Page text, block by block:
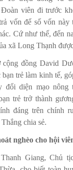
viên đi trước
vốn để số vốn này
Cứ như thế, đến
xã Long Thạnh
cộng đồng David
bạn trẻ làm kinh tế,
đổi diện mạo nông
trẻ trở thành
đáng trên chính
chia sẻ.
nghèo cho hội
Giang, Chủ